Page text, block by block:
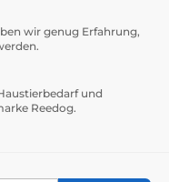
wir genug Erfahrung,
und
Reedog.